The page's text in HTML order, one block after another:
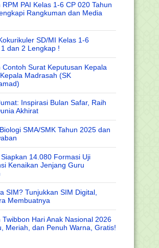
RPM PAI Kelas 1-6 CP 020 Tahun
Rangkuman dan Media
SD/MI Kelas 1-6
dan 2 Lengkap !
Contoh Surat Keputusan Kepala
Madrasah (SK
Inspirasi Bulan Safar, Raih
Akhirat
SMA/SMK Tahun 2025 dan
14.080 Formasi Uji
Kenaikan Jenjang Guru
SIM? Tunjukkan SIM Digital,
Membuatnya
Twibbon Hari Anak Nasional 2026
Meriah, dan Penuh Warna, Gratis!